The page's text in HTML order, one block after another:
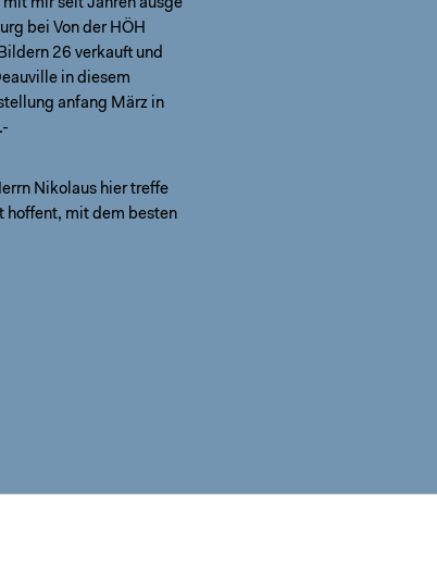
mir seit Jahren ausge
bei Von der HÖH
26 verkauft und
in diesem
anfang März in
Nikolaus hier treffe
hoffent, mit dem besten